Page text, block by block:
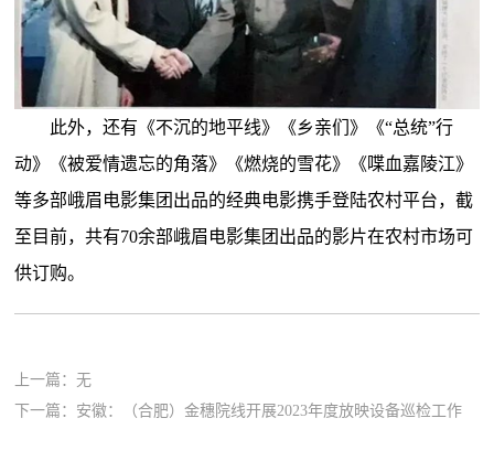
此外，还有《不沉的地平线》《乡亲们》《“总统”行
动》《被爱情遗忘的角落》《燃烧的雪花》《喋血嘉陵江》
等多部峨眉电影集团出品的经典电影携手登陆农村平台，截
至目前，共有70余部峨眉电影集团出品的影片在农村市场可
供订购。
上一篇：无
下一篇： 安徽：（合肥）金穗院线开展2023年度放映设备巡检工作